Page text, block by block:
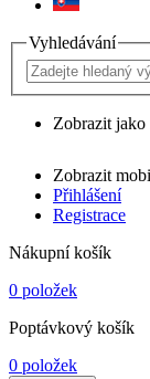
Vyhledávání
Zobrazit jako
Zobrazit
Přihlášení
Registrace
Nákupní košík
0 položek
Poptávkový košík
0 položek